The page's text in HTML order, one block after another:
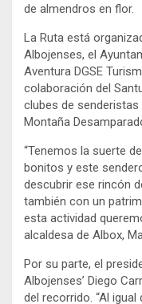
de almendros en flor.
La Ruta está
Albojenses, el
Aventura DGSE
colaboración del
clubes de senderistas
Montaña
“Tenemos la suerte
bonitos y este
descubrir ese rincón
también con un
esta actividad
alcaldesa de Albox,
Por su parte, el
Albojenses’ Diego
del recorrido. “Al